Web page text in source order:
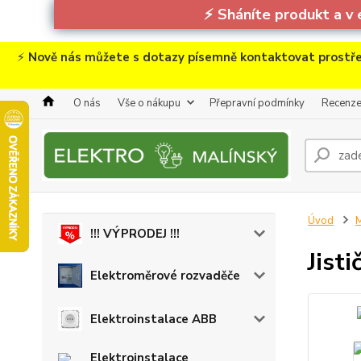
⚡ Sháníte produkt a v
⚡ Nově nás můžete s dotazy písemně kontaktovat
O nás Vše o nákupu Přepravní podmínky Recenze
!!! VÝPRODEJ !!!
Elektroměrové rozvaděče
Elektroinstalace ABB
Úvod